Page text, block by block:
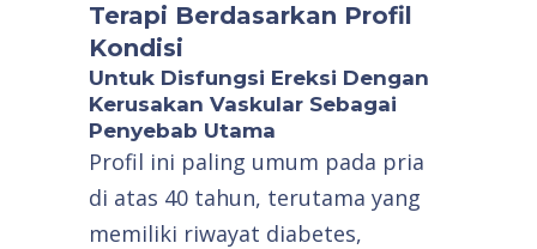
Terapi Berdasarkan Profil
Kondisi
Untuk Disfungsi Ereksi Dengan
Kerusakan Vaskular Sebagai
Penyebab Utama
Profil ini paling umum pada pria
di atas 40 tahun, terutama yang
memiliki riwayat diabetes,